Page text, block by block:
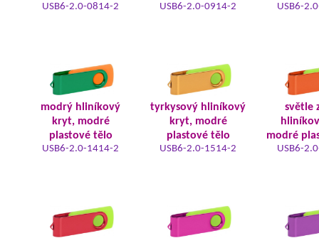
USB6-2.0-0814-2 USB6-2.0-0914-2 USB6-
modrý hliníkový
kryt, modré
plastové tělo
USB6-2.0-1414-2
tyrkysový hliníkový
kryt, modré
plastové tělo
USB6-2.0-1514-2
světle
modré
USB6-